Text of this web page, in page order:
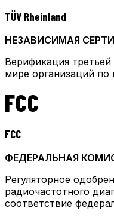
TÜV Rheinland
НЕЗАВИСИМАЯ
Верификация
мире организаций
FCC
FCC
ФЕДЕРАЛЬНАЯ
Регуляторное
радиочастотного
соответствие